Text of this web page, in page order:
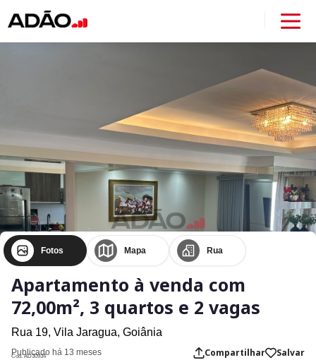
Fotos Mapa Rua
Apartamento à venda com
72,00m², 3 quartos e 2 vagas
Rua 19, Vila Jaragua, Goiânia
Publicado há 13 meses
Cod. AD30934 Compartilhar Salvar